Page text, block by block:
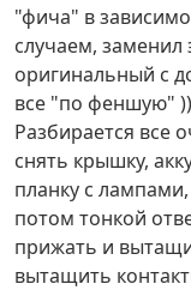
"фича" в
случаем, заменил
оригинальный с
все "по феншую" ))
Разбирается все
снять крышку,
планку с
потом тонкой
прижать и
вытащить